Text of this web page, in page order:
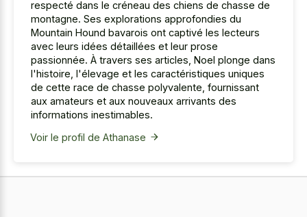
respecté dans le créneau des chiens de chasse de
montagne. Ses explorations approfondies du
Mountain Hound bavarois ont captivé les lecteurs
avec leurs idées détaillées et leur prose
passionnée. À travers ses articles, Noel plonge dans
l'histoire, l'élevage et les caractéristiques uniques
de cette race de chasse polyvalente, fournissant
aux amateurs et aux nouveaux arrivants des
informations inestimables.
Voir le profil de Athanase